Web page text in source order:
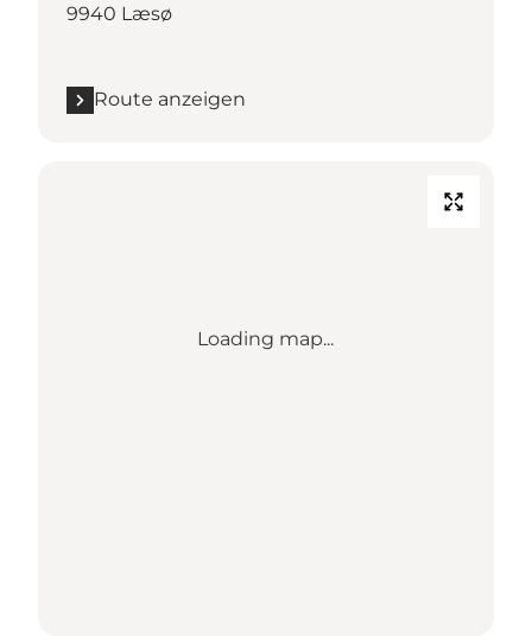
9940 Læsø
Route anzeigen
Loading map...